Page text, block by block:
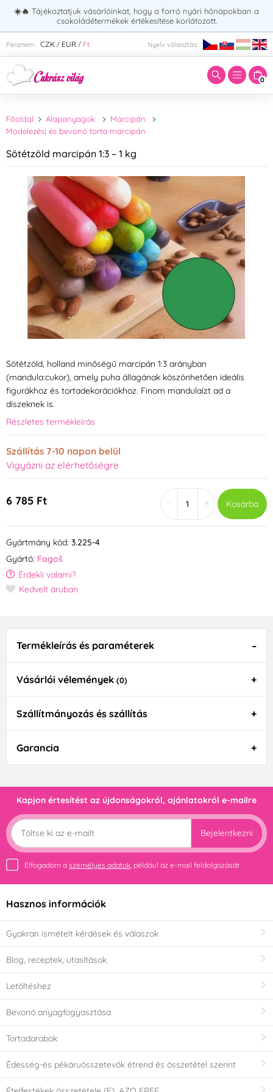
☀️🔥 Tájékoztatjuk vásárlóinkat, hogy a forró nyári hónapokban a
csokoládétermékek értékesítése korlátozott.
Pénznem: CZK / EUR / Ft Nyelv választás:
0
Adja meg a keresett kifejezést:
Főoldal Alapanyagok
Marcipán
Modelezési és bevonó torta marcipán
Sötétzöld marcipán 1:3 – 1 kg
Sötétzöld, holland minőségű marcipán 1:3 arányban
(mandula:cukor), amely puha állagának köszönhetően ideális
figurákhoz és tortadekorációkhoz. Finom mandulaízt ad a
díszeknek is.
Részletes termékleírás
Szállítás 7-10 napon belül
Vigyázni az elérhetőségre
6 785 Ft + Kosárba
Gyártmány kód: 3.225-4
Gyártó: Fagoš
Érdekli valami?
Kedvelt áruban
Termékleírás és paraméterek
Vásárlói vélemények (0)
Szállítmányozás és szállítás
Garancia
Kapjon értesítést az újdonságokról, ajánlatokról e-mailre
Bejelentkezni
Elfogadom a személyes adatok , például az e-mail feldolgozását
Hasznos információk
Gyakran ismételt kérdések és válaszok
Blog, receptek, utasítások
Letöltéshez
Bevonó anyagfogyasztása
Tortadarabok
Édesség-és pékáruösszetevők étrend és összetétel szerint